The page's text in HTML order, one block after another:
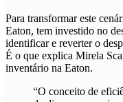
Para transformar este
Eaton, tem investido no
identificar e reverter o
É o que explica Mirela
inventário na Eaton.
“O conceito de